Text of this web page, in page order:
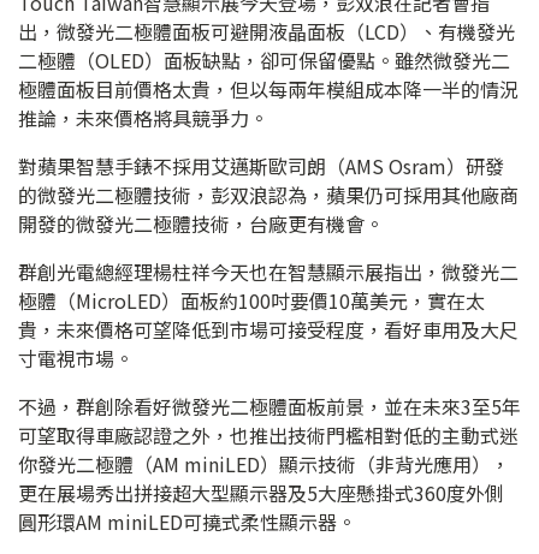
出，微發光二極體面板可避開液晶面板（LCD）、有機發光
二極體（OLED）面板缺點，卻可保留優點。雖然微發光二
極體面板目前價格太貴，但以每兩年模組成本降一半的情況
推論，未來價格將具競爭力。
對蘋果智慧手錶不採用艾邁斯歐司朗（AMS Osram）研發
的微發光二極體技術，彭双浪認為，蘋果仍可採用其他廠商
開發的微發光二極體技術，台廠更有機會。
群創光電總經理楊柱祥今天也在智慧顯示展指出，微發光二
極體（MicroLED）面板約100吋要價10萬美元，實在太
貴，未來價格可望降低到市場可接受程度，看好車用及大尺
寸電視市場。
不過，群創除看好微發光二極體面板前景，並在未來3至5年
可望取得車廠認證之外，也推出技術門檻相對低的主動式迷
你發光二極體（AM miniLED）顯示技術（非背光應用），
更在展場秀出拼接超大型顯示器及5大座懸掛式360度外側
圓形環AM miniLED可撓式柔性顯示器。